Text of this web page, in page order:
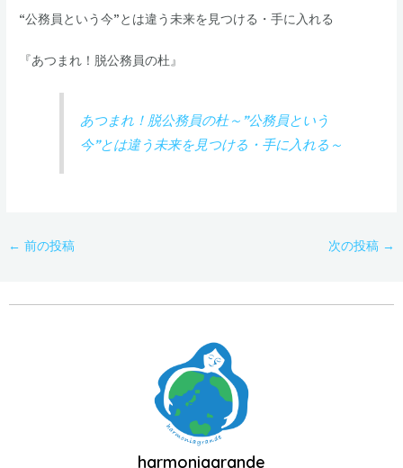
“公務員という今”とは違う未来を見つける・手に入れる
『あつまれ！脱公務員の杜』
あつまれ！脱公務員の杜～”公務員という
今”とは違う未来を見つける・手に入れる～
← 前の投稿 次の投稿 →
harmoniagrande